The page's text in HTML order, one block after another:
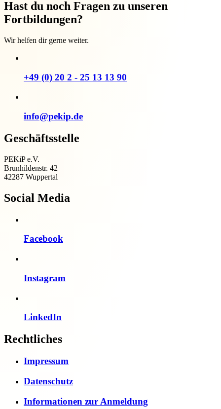
Hast du noch Fragen zu unseren
Fortbildungen?
Wir helfen dir gerne weiter.
+49 (0) 20 2 - 25 13 13 90
info@pekip.de
Geschäftsstelle
PEKiP e.V.
Brunhildenstr. 42
42287 Wuppertal
Social Media
Facebook
Instagram
LinkedIn
Rechtliches
Impressum
Datenschutz
Informationen zur Anmeldung